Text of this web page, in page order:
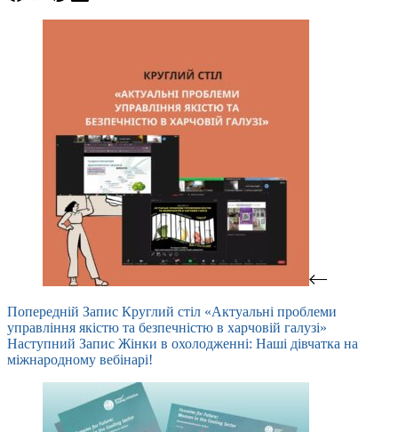
Попередній Запис Круглий стіл «Актуальні проблеми
управління якістю та безпечністю в харчовій галузі»
Наступний Запис Жінки в охолодженні: Наші дівчатка на
міжнародному вебінарі!